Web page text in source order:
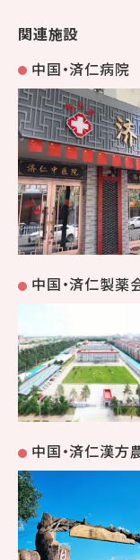
関連施設
中国・済仁病院
中国・済仁製薬
中国・済仁漢方